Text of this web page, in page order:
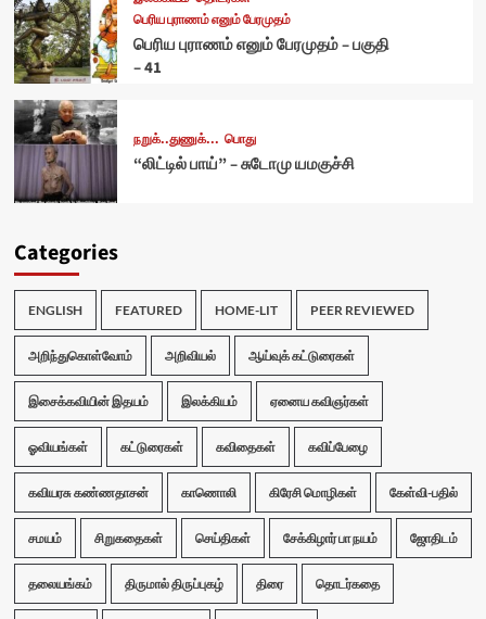
பெரிய புராணம் எனும் பேரமுதம்
பெரிய புராணம் எனும் பேரமுதம் – பகுதி
– 41
நறுக்..துணுக்... பொது
“லிட்டில் பாய்” – சுடோமு யமகுச்சி
Categories
ENGLISH FEATURED HOME-LIT PEER REVIEWED
அறிந்துகொள்வோம் அறிவியல் ஆய்வுக் கட்டுரைகள்
இசைக்கவியின் இதயம் இலக்கியம் ஏனைய கவிஞர்கள்
ஓவியங்கள் கட்டுரைகள் கவிதைகள் கவிப்பேழை
கவியரசு கண்ணதாசன் காணொலி கிரேசி மொழிகள் கேள்வி-பதில்
சமயம் சிறுகதைகள் செய்திகள் சேக்கிழார் பா நயம் ஜோதிடம்
தலையங்கம் திருமால் திருப்புகழ் திரை தொடர்கதை